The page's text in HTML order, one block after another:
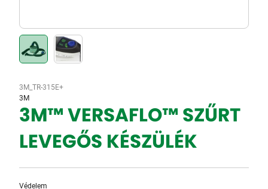
3M_TR-315E+
3M
3M™ VERSAFLO™ SZŰRT
LEVEGŐS KÉSZÜLÉK
Védelem